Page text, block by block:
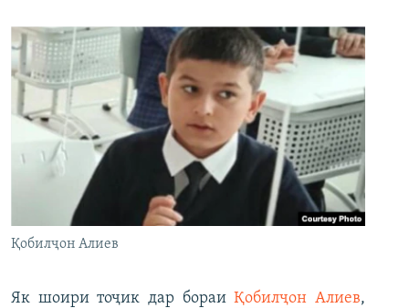
Қобилҷон Алиев
Як шоири тоҷик дар бораиҚобилҷон Алиев,